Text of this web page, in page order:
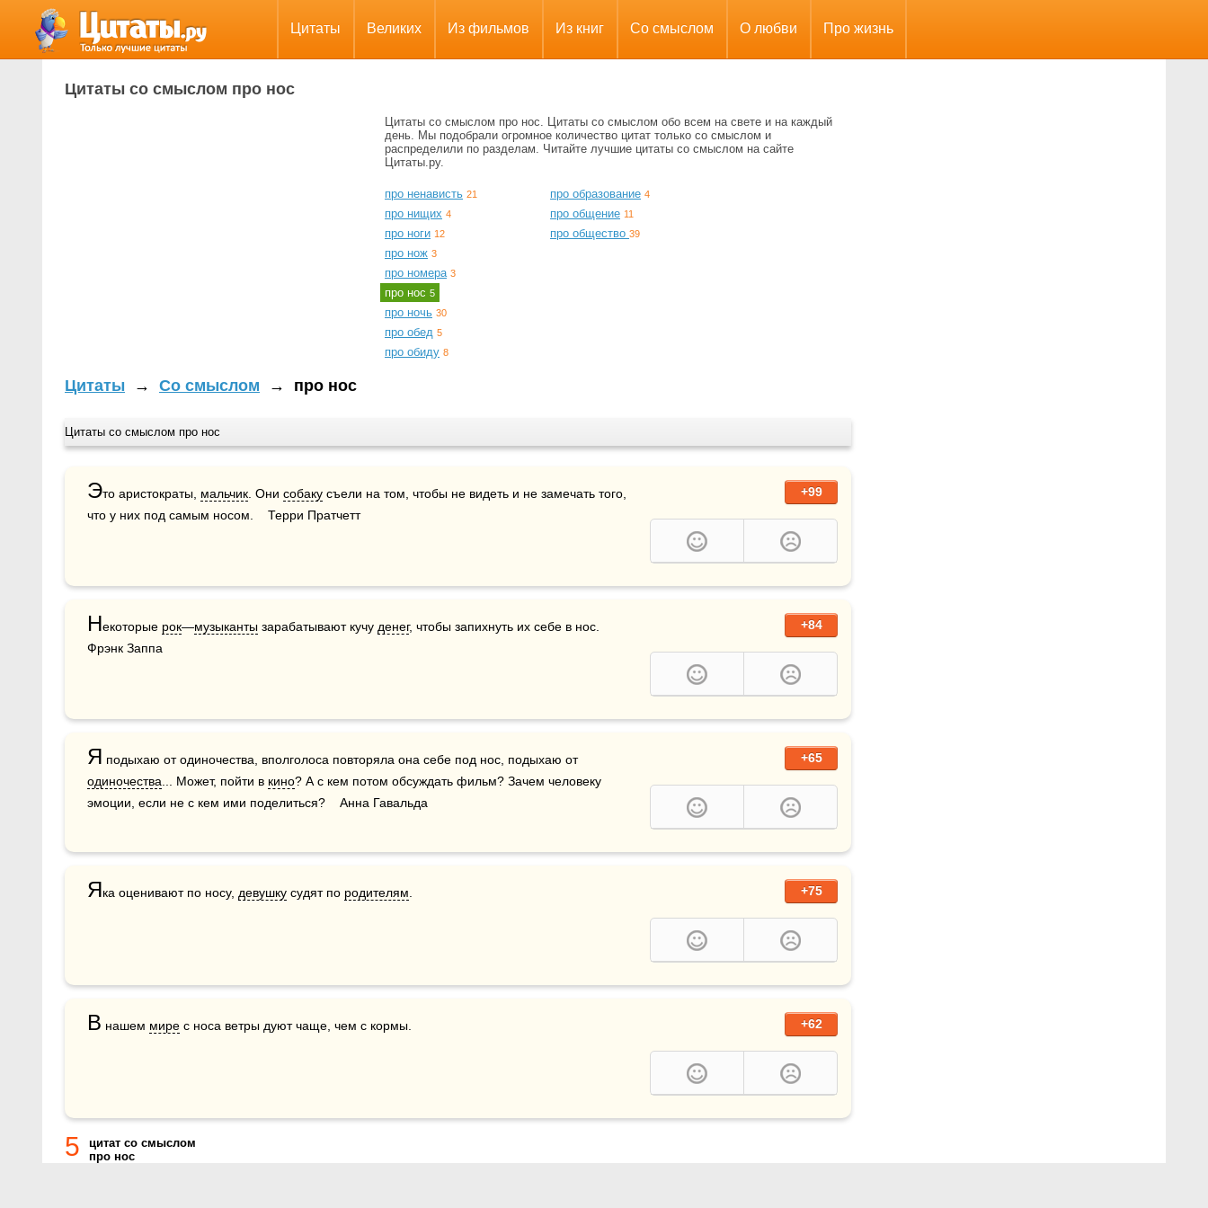
Цитаты Великих Из фильмов Из книг Со смыслом О любви Про жизнь
Цитаты со смыслом про нос
Цитаты со смыслом про нос. Цитаты со смыслом обо всем на свете и на каждый
день. Мы подобрали огромное количество цитат только со смыслом и
распределили по разделам. Читайте лучшие цитаты со смыслом на сайте
Цитаты.ру.
про ненависть 21
про нищих 4
про ноги 12
про нож 3
про номера 3
про нос 5
про ночь 30
про обед 5
про обиду 8
про образование 4
про общение 11
про общество 39
Цитаты → Со смыслом → про нос
Цитаты со смыслом про нос
+99
Это аристократы, мальчик . Они собаку съели на том, чтобы не видеть и не замечать того,
что у них под самым носом.    Терри Пратчетт
+84
Некоторые рок—музыканты зарабатывают кучу денег, чтобы запихнуть их себе в нос.
Фрэнк Заппа
+65
Я
подыхаю от одиночества, вполголоса повторяла она себе под нос, подыхаю от
одиночества ... Может, пойти в кино? А с кем потом обсуждать фильм? Зачем человеку
эмоции, если не с кем ими поделиться?    Анна Гавальда
+75
Яка оценивают по носу, девушку судят по родителям
+62
В нашем мире с носа ветры дуют чаще, чем с кормы.
5
цитат со смыслом
про нос